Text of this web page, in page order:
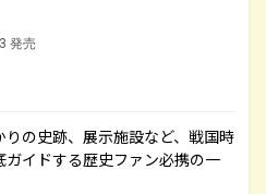
発売
の史跡、展示施設など、戦国時
イドする歴史ファン必携の一